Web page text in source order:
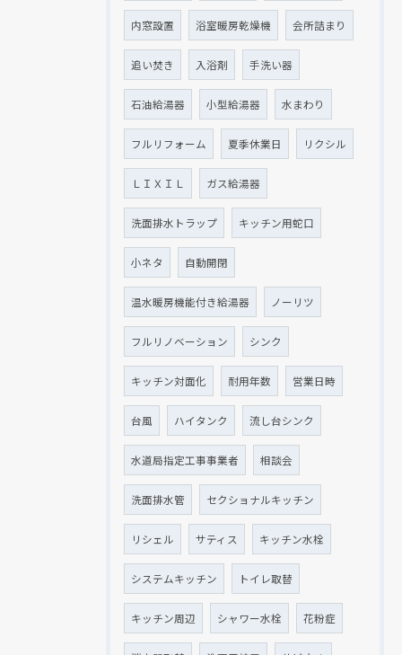
内窓設置 浴室暖房乾燥機 会所詰まり
追い焚き 入浴剤 手洗い器
石油給湯器 小型給湯器 水まわり
フルリフォーム 夏季休業日 リクシル
ＬＩＸＩＬ ガス給湯器
洗面排水トラップ キッチン用蛇口
小ネタ 自動開閉
温水暖房機能付き給湯器 ノーリツ
フルリノベーション シンク
キッチン対面化 耐用年数 営業日時
台風 ハイタンク 流し台シンク
水道局指定工事事業者 相談会
洗面排水管 セクショナルキッチン
リシェル サティス キッチン水栓
システムキッチン トイレ取替
キッチン周辺 シャワー水栓 花粉症